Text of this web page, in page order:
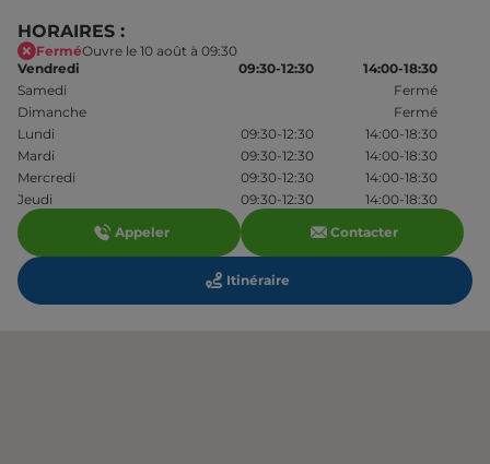
HORAIRES :
FerméOuvre le 10 août à 09:30
Vendredi
09:30-12:30
14:00-18:30
Samedi
Fermé
Dimanche
Fermé
Lundi
09:30-12:30
14:00-18:30
Mardi
09:30-12:30
14:00-18:30
Mercredi
09:30-12:30
14:00-18:30
Jeudi
09:30-12:30
14:00-18:30
Appeler
Contacter
Itinéraire